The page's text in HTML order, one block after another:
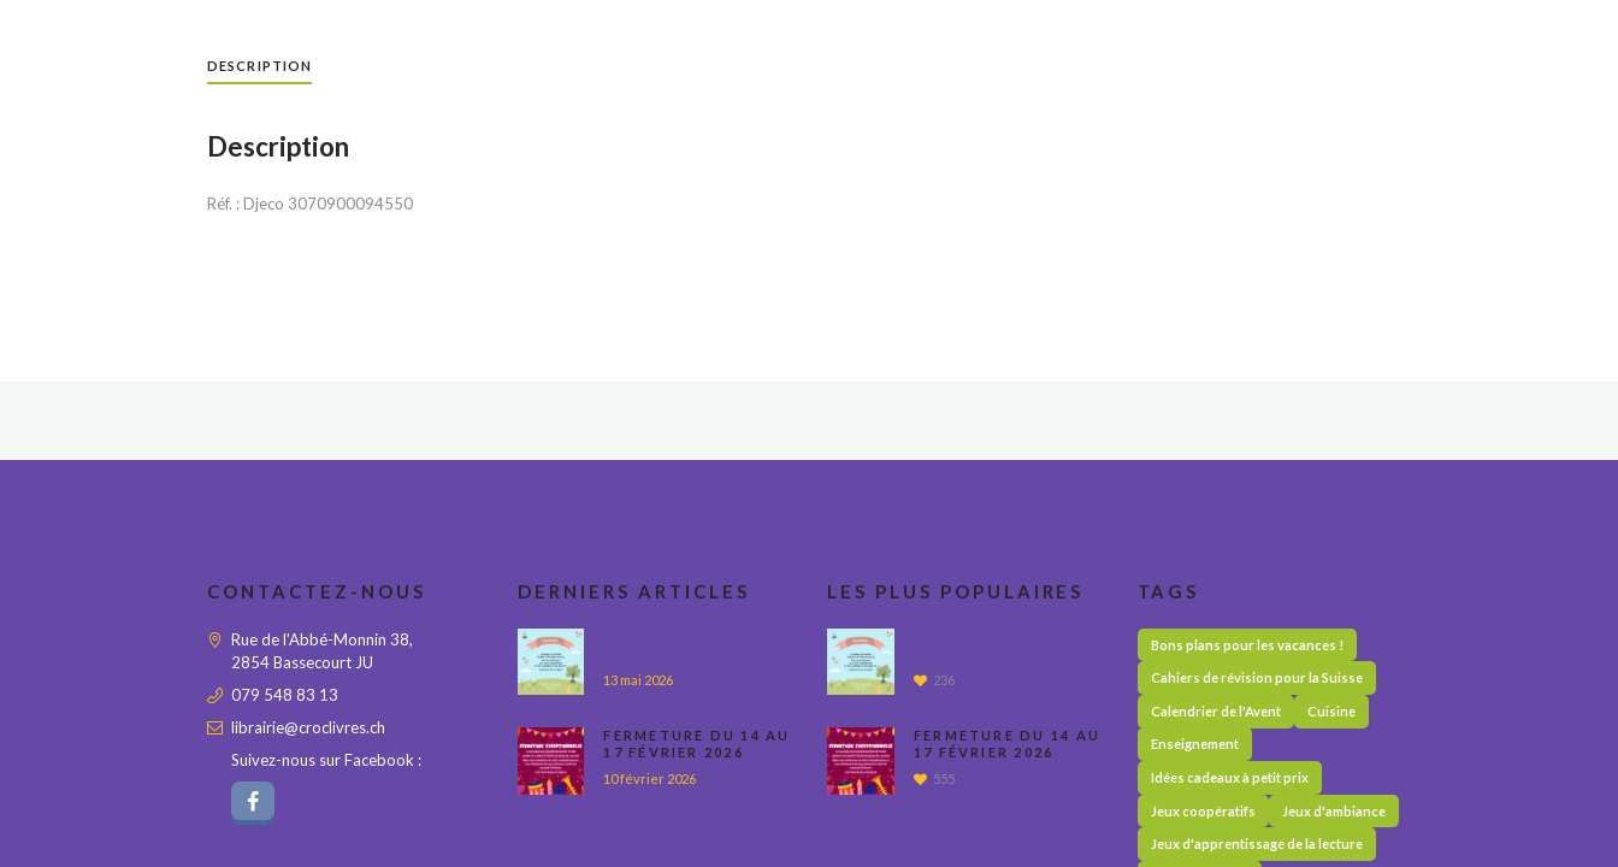
DESCRIPTION
Description
Réf. : Djeco 3070900094550
CONTACTEZ-NOUS
Rue de l'Abbé-Monnin 38,
2854 Bassecourt JU
079 548 83 13
librairie@croclivres.ch
Suivez-nous sur Facebook :
DERNIERS ARTICLES
13 mai 2026
FERMETURE DU 14 AU
17 FÉVRIER 2026
10 février 2026
LES PLUS POPULAIRES
236
FERMETURE DU 14 AU
17 FÉVRIER 2026
555
TAGS
Bons plans pour les vacances !
Cahiers de révision pour la Suisse
Calendrier de l'Avent Cuisine
Enseignement
Idées cadeaux à petit prix
Jeux coopératifs Jeux d'ambiance
Jeux d'apprentissage de la lecture